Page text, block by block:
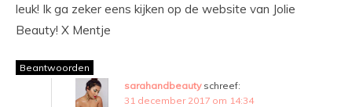
leuk! Ik ga zeker eens kijken op de website van Jolie
Beauty! X Mentje
Beantwoorden
sarahandbeauty schreef:
31 december 2017 om 14:34